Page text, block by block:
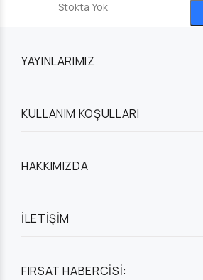
Stokta Yok
FIRSAT HABERCİSİ:
YAYINLARIMIZ
KULLANIM KOŞULLARI
HAKKIMIZDA
İLETİŞİM